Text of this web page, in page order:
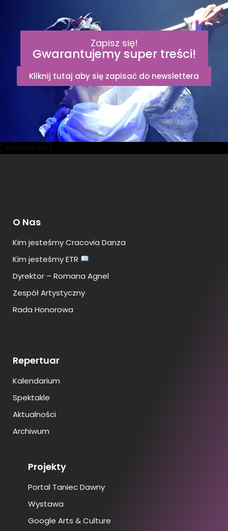
Zapisz się!
Gwarantujemy super treści!
Kliknij tutaj aby się zapisać do newslettera
O Nas
Kim jesteśmy Cracovia Danza
Kim jesteśmy ETR
Dyrektor – Romana Agnel
Zespół Artystyczny
Rada Honorowa
Repertuar
Kalendarium
Spektakle
Aktualności
Archiwum
Projekty
Portal Taniec Dawny
Wystawa
Google Arts & Culture